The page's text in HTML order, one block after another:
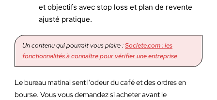
et objectifs avec stop loss et plan de revente
ajusté pratique.
Un contenu qui pourrait vous plaire :Societe.com : les
fonctionnalités à connaître pour vérifier une entreprise
Le bureau matinal sent l’odeur du café et des ordres en
bourse. Vous vous demandez si acheter avant le